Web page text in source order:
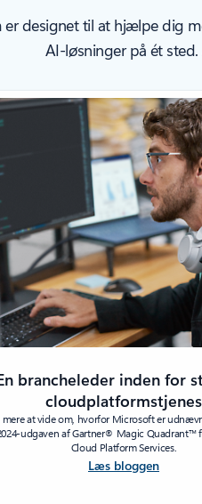
er designet til at hjælpe dig
AI-løsninger på ét sted.
brancheleder inden for
mere at vide om, hvorfor Microsoft er
udgaven af Gartner® Magic Quadrant™
Cloud Platform Services.
Læs bloggen